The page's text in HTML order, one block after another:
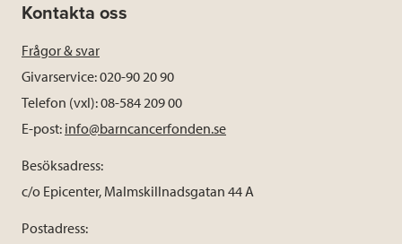
Kontakta oss
Frågor & svar
Givarservice: 020-90 20 90
Telefon (vxl): 08-584 209 00
E-post: info@barncancerfonden.se
Besöksadress:
c/o Epicenter, Malmskillnadsgatan 44 A
Postadress: